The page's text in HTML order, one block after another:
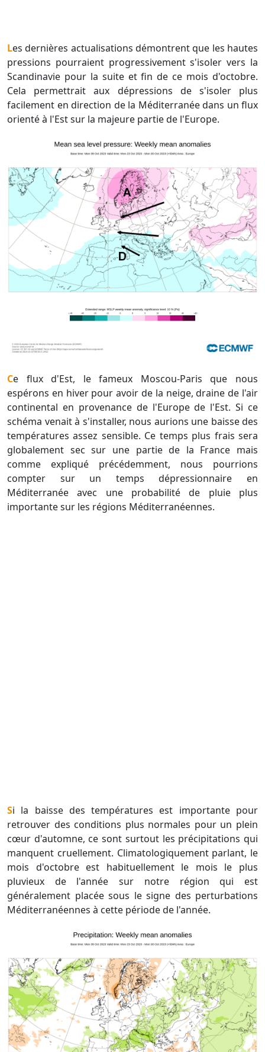
Les dernières actualisations démontrent que les hautes
pressions pourraient progressivement s'isoler vers la
Scandinavie pour la suite et fin de ce mois d'octobre.
Cela permettrait aux dépressions de s'isoler plus
facilement en direction de la Méditerranée dans un flux
orienté à l'Est sur la majeure partie de l'Europe.
Ce flux d'Est, le fameux Moscou-Paris que nous
espérons en hiver pour avoir de la neige, draine de l'air
continental en provenance de l'Europe de l'Est. Si ce
schéma venait à s'installer, nous aurions une baisse des
températures assez sensible. Ce temps plus frais sera
globalement sec sur une partie de la France mais
comme expliqué précédemment, nous pourrions
compter sur un temps dépressionnaire en
Méditerranée avec une probabilité de pluie plus
importante sur les régions Méditerranéennes.
Si la baisse des températures est importante pour
retrouver des conditions plus normales pour un plein
cœur d'automne, ce sont surtout les précipitations qui
manquent cruellement. Climatologiquement parlant, le
mois d'octobre est habituellement le mois le plus
pluvieux de l'année sur notre région qui est
généralement placée sous le signe des perturbations
Méditerranéennes à cette période de l'année.